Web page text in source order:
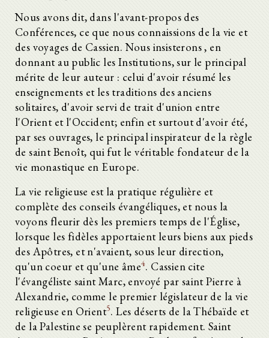
Nous avons dit, dans l'avant-propos des
Conférences, ce que nous connaissions de la vie et
des voyages de Cassien. Nous insisterons , en
donnant au public les Institutions, sur le principal
mérite de leur auteur : celui d'avoir résumé les
enseignements et les traditions des anciens
solitaires, d'avoir servi de trait d'union entre
l'Orient et l'Occident; enfin et surtout d'avoir été,
par ses ouvrages, le principal inspirateur de la règle
de saint Benoît, qui fut le véritable fondateur de la
vie monastique en Europe.
La vie religieuse est la pratique régulière et
complète des conseils évangéliques, et nous la
voyons fleurir dès les premiers temps de l'Église,
lorsque les fidèles apportaient leurs biens aux pieds
des Apôtres, et n'avaient, sous leur direction,
qu'un coeur et qu'une âme4. Cassien cite
l'évangéliste saint Marc, envoyé par saint Pierre à
Alexandrie, comme le premier législateur de la vie
religieuse en Orient5. Les déserts de la Thébaïde et
de la Palestine se peuplèrent rapidement. Saint